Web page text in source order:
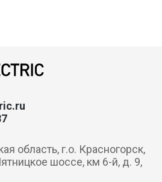
область, г.о. Красногорск,
шоссе, км 6-й, д. 9,